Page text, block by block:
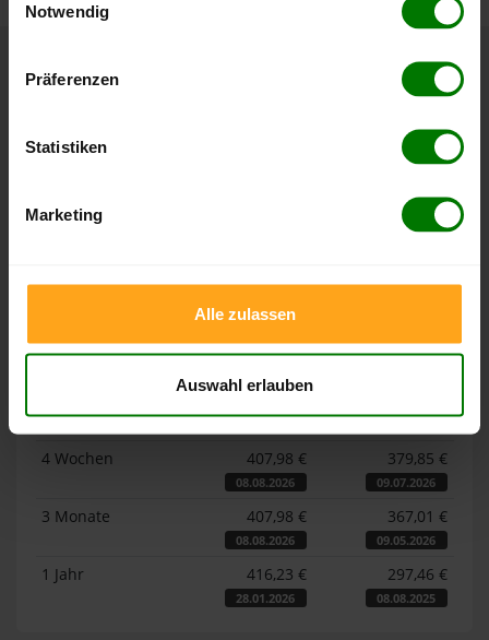
Notwendig
Präferenzen
Statistiken
Marketing
Alle zulassen
Auswahl erlauben
Höchst- und Tiefststände der
Pelletspreise für lose Holzpellets und Holzpellets
Sackware in Hepberg
. Das dazugehörige Datum zeigt,
erreicht wurde.
Lose Holzpellets
Zeitraum Höchststand
Tiefststand
4 Wochen
407,98 €
08.08.2026
379,85 €
09.07.2026
3 Monate 407,98 €
08.08.2026
367,01 €
09.05.2026
1 Jahr 416,23 €
28.01.2026
297,46 €
08.08.2025